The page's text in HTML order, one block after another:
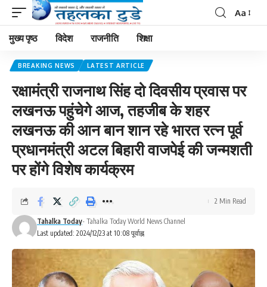
Aa
मुख्य पृष्ठ विदेश राजनीति शिक्षा
BREAKING NEWS LATEST ARTICLE
रक्षामंत्री राजनाथ सिंह दो दिवसीय प्रवास पर
लखनऊ पहुंचेगे आज, तहजीब के शहर
लखनऊ की आन बान शान रहे भारत रत्न पूर्व
प्रधानमंत्री अटल बिहारी वाजपेई की जन्मशती
पर होंगे विशेष कार्यक्रम
Last updated: 2024/12/23 at 10:08 पूर्वाह्न
Tahalka Today- Tahalka Today World News Channel
2 Min Read